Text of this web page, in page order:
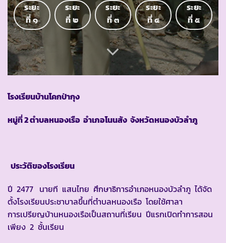
ระยะ
ที่ ๑
ระยะ
ที่ ๒
ระยะ
ที่ ๓
ระยะ
ที่ ๔
ระยะ
ที่ ๕
โรงเรียนบ้านโคกป่ากุง
หมู่ที่ 2 ตำบลหนองเรือ อำเภอโนนสัง จังหวัดหนองบัวลำภู
ประวัติของโรงเรียน
ปี 2477 นายที แสนไทย ศึกษาธิการอำเภอหนองบัวลำภู ได้จัด
ตั้งโรงเรียนประชาบาลขึ้นที่ตำบลหนองเรือ โดยใช้ศาลา
การเปรียญบ้านหนองเรือเป็นสถานที่เรียน ปีแรกเปิดทำการสอน
เพียง 2 ชั้นเรียน